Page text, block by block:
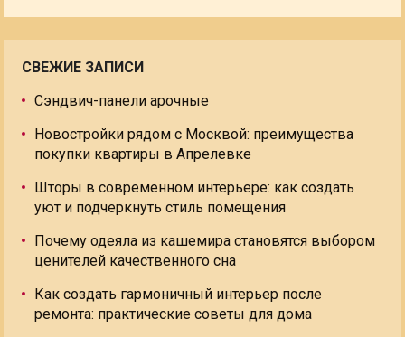
СВЕЖИЕ ЗАПИСИ
Сэндвич-панели арочные
Новостройки рядом с Москвой: преимущества
покупки квартиры в Апрелевке
Шторы в современном интерьере: как создать
уют и подчеркнуть стиль помещения
Почему одеяла из кашемира становятся выбором
ценителей качественного сна
Как создать гармоничный интерьер после
ремонта: практические советы для дома